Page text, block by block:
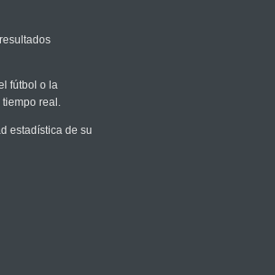
fútbol o la
real.
estadística de su